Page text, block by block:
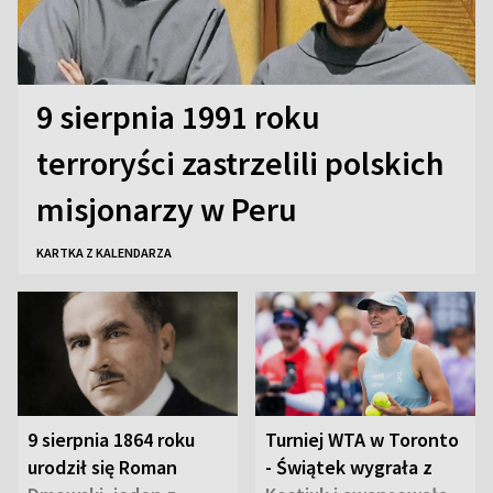
9 sierpnia 1991 roku
terroryści zastrzelili polskich
misjonarzy w Peru
KARTKA Z KALENDARZA
9 sierpnia 1864 roku
urodził się Roman
Turniej WTA w Toronto
- Świątek wygrała z